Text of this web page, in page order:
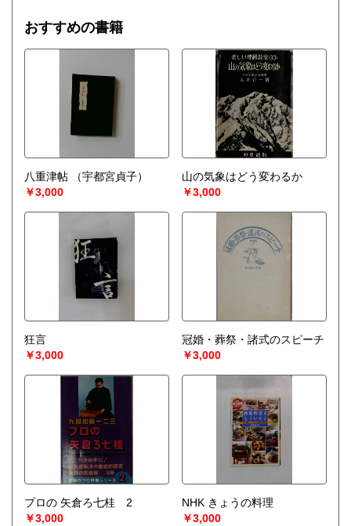
おすすめの書籍
八重津帖
（宇都宮貞子）
￥3,000
山の気象はどう変わるか
￥3,000
狂言
￥3,000
冠婚・葬祭・諸式のスピーチ
￥3,000
プロの 矢倉ろ七桂 2
￥3,000
NHK きょうの料理
￥3,000